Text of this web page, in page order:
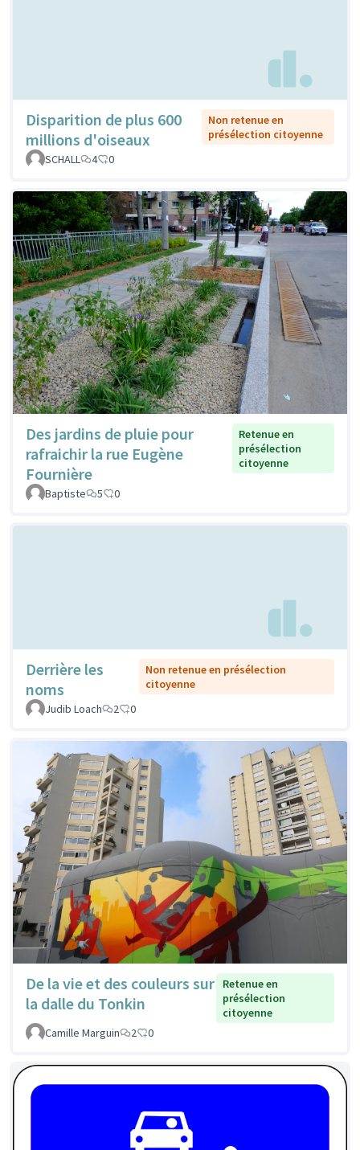
Disparition de plus 600
millions d'oiseaux
Non retenue en
présélection citoyenne
SCHALL
4 0
Des jardins de pluie pour
rafraichir la rue Eugène
Fournière
Retenue en
présélection
citoyenne
Baptiste 5 0
Derrière les
noms
Non retenue en présélection
citoyenne
Judib Loach
2 0
De la vie et des couleurs sur
la dalle du Tonkin
Retenue en
présélection
citoyenne
Camille Marguin
2 0